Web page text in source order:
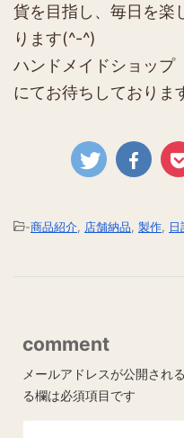
貨を目指し、毎日を楽
ります(^-^)
ハンドメイドショップ
にてお待ちしておりま
-商品紹介 店舗納品 製作 日
comment
メールアドレスが公開され
る欄は必須項目です